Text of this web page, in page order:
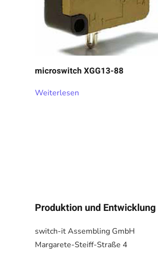
microswitch XGG13-88
Weiterlesen
Produktion und Entwicklung
switch-it Assembling GmbH
Margarete-Steiff-Straße 4